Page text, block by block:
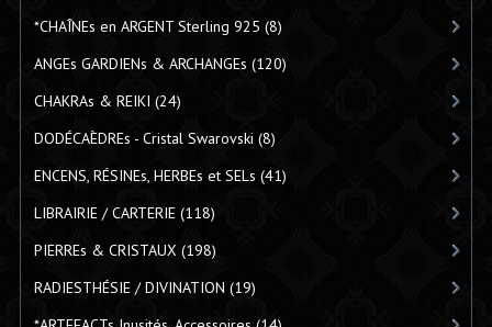
*CHAÎNEs en ARGENT Sterling 925 (8)
ANGEs GARDIENs & ARCHANGEs (120)
CHAKRAs & REIKI (24)
DODÉCAÈDREs - Cristal Swarovski (8)
ENCENS, RÉSINEs, HERBEs et SELs (41)
LIBRAIRIE / CARTERIE(118)
PIERREs & CRISTAUX (198)
RADIESTHÉSIE / DIVINATION (19)